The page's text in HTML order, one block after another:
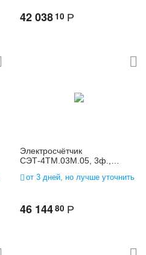
42 038 10 Р
Электросчётчик
СЭТ-4ТМ.03М.05, 3ф.,
115)/(100-200), 5(10)
от 3 дней, но лучше уточнить
46 14480 Р